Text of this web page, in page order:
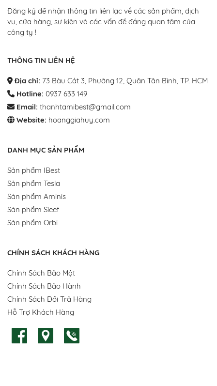
Đăng ký để nhận thông tin liên lạc về các sản phẩm, dịch
vụ, cửa hàng, sự kiện và các vấn đề đáng quan tâm của
công ty !
THÔNG TIN LIÊN HỆ
Địa chỉ: 73 Bàu Cát 3, Phường 12, Quận Tân Bình, TP. HCM
Hotline: 0937 633 149
Email: thanhtamibest@gmail.com
Website: hoanggiahuy.com
DANH MỤC SẢN PHẨM
Sản phẩm IBest
Sản phẩm Tesla
Sản phẩm Aminis
Sản phẩm Sieef
Sản phẩm Orbi
CHÍNH SÁCH KHÁCH HÀNG
Chính Sách Bảo Mật
Chính Sách Bảo Hành
Chính Sách Đổi Trả Hàng
Hỗ Trợ Khách Hàng